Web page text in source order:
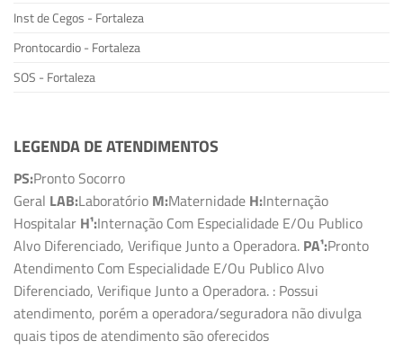
Inst de Cegos - Fortaleza
Prontocardio - Fortaleza
SOS - Fortaleza
LEGENDA DE ATENDIMENTOS
PS:Pronto Socorro
Geral LAB:Laboratório M:Maternidade H:Internação
Hospitalar H¹:Internação Com Especialidade E/Ou Publico
Alvo Diferenciado, Verifique Junto a Operadora. PA¹:Pronto
Atendimento Com Especialidade E/Ou Publico Alvo
Diferenciado, Verifique Junto a Operadora. : Possui
atendimento, porém a operadora/seguradora não divulga
quais tipos de atendimento são oferecidos